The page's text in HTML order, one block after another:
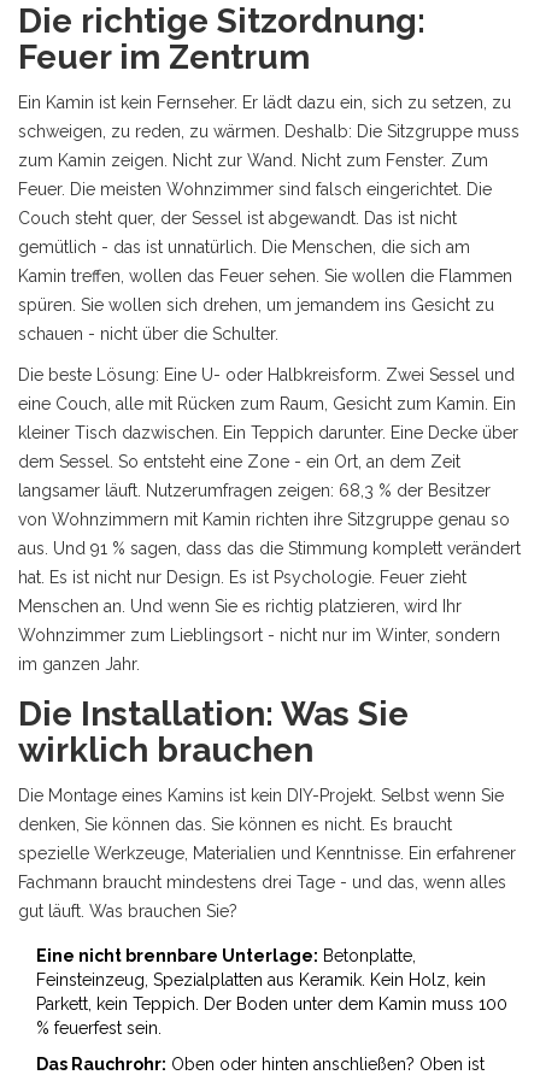
Die richtige Sitzordnung:
Feuer im Zentrum
Ein Kamin ist kein Fernseher. Er lädt dazu ein, sich zu setzen, zu
schweigen, zu reden, zu wärmen. Deshalb: Die Sitzgruppe muss
zum Kamin zeigen. Nicht zur Wand. Nicht zum Fenster. Zum
Feuer. Die meisten Wohnzimmer sind falsch eingerichtet. Die
Couch steht quer, der Sessel ist abgewandt. Das ist nicht
gemütlich - das ist unnatürlich. Die Menschen, die sich am
Kamin treffen, wollen das Feuer sehen. Sie wollen die Flammen
spüren. Sie wollen sich drehen, um jemandem ins Gesicht zu
schauen - nicht über die Schulter.
Die beste Lösung: Eine U- oder Halbkreisform. Zwei Sessel und
eine Couch, alle mit Rücken zum Raum, Gesicht zum Kamin. Ein
kleiner Tisch dazwischen. Ein Teppich darunter. Eine Decke über
dem Sessel. So entsteht eine Zone - ein Ort, an dem Zeit
langsamer läuft. Nutzerumfragen zeigen: 68,3 % der Besitzer
von Wohnzimmern mit Kamin richten ihre Sitzgruppe genau so
aus. Und 91 % sagen, dass das die Stimmung komplett verändert
hat. Es ist nicht nur Design. Es ist Psychologie. Feuer zieht
Menschen an. Und wenn Sie es richtig platzieren, wird Ihr
Wohnzimmer zum Lieblingsort - nicht nur im Winter, sondern
im ganzen Jahr.
Die Installation: Was Sie
wirklich brauchen
Die Montage eines Kamins ist kein DIY-Projekt. Selbst wenn Sie
denken, Sie können das. Sie können es nicht. Es braucht
spezielle Werkzeuge, Materialien und Kenntnisse. Ein erfahrener
Fachmann braucht mindestens drei Tage - und das, wenn alles
gut läuft. Was brauchen Sie?
Eine nicht brennbare Unterlage: Betonplatte,
Feinsteinzeug, Spezialplatten aus Keramik. Kein Holz, kein
Parkett, kein Teppich. Der Boden unter dem Kamin muss 100
% feuerfest sein.
Das Rauchrohr: Oben oder hinten anschließen? Oben ist